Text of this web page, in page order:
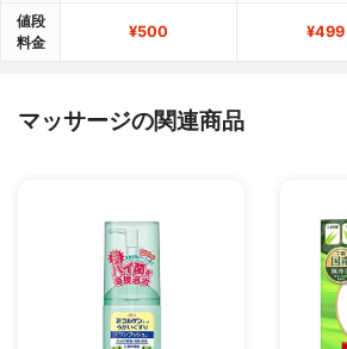
値段
料金
¥500 ¥499
マッサージの関連商品